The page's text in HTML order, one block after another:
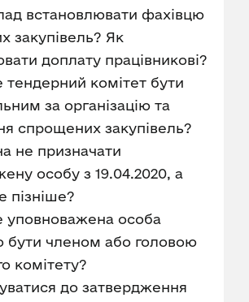
встановлювати фахівцю
закупівель? Як
доплату працівникові?
комітет бути
за організацію та
спрощених закупівель?
не призначати
особу з 19.04.2020, а
пізніше?
уповноважена особа
бути членом або головою
комітету?
до затвердження